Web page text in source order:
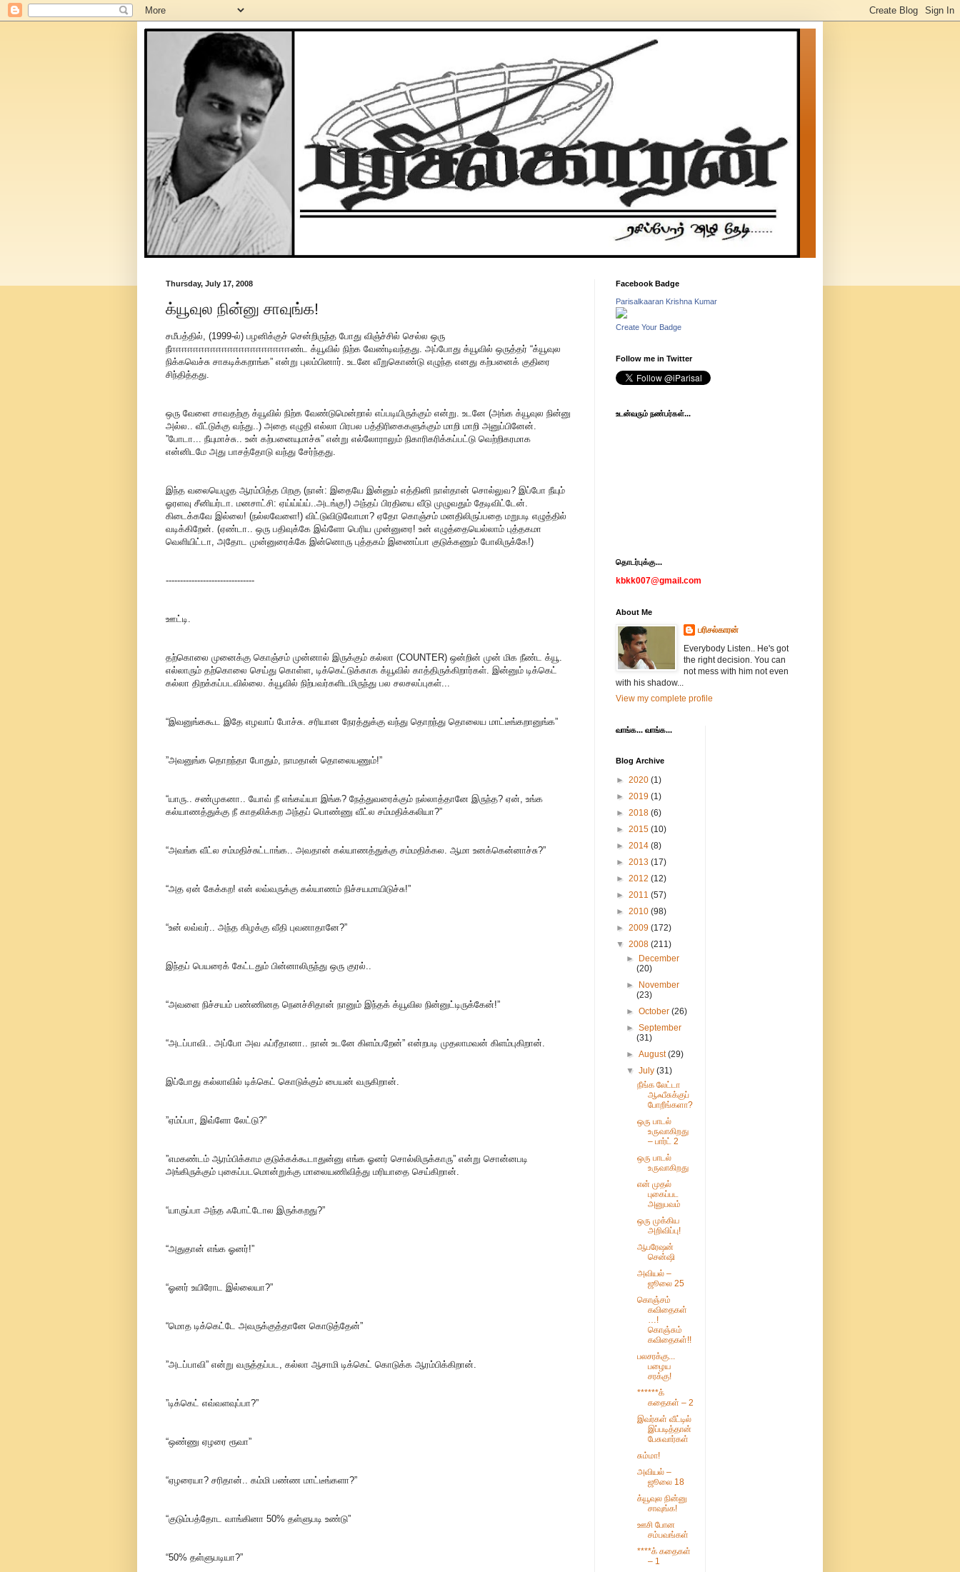
Thursday, July 17, 2008
க்யூவுல நின்னு சாவுங்க!
சமீபத்தில், (1999-ல்) பழனிக்குச் சென்றிருந்த போது விஞ்ச்சில் செல்ல ஒரு
நீஈஈஈஈஈஈஈஈஈஈஈஈஈஈஈஈஈஈஈஈஈண்ட க்யூவில் நிற்க வேண்டிவந்தது. அப்போது க்யூவில் ஒருத்தர் “க்யூவுல
நிக்கவெச்சு சாகடிக்கறாங்க” என்று புலம்பினார். உடனே வீறுகொண்டு எழுந்த எனது கற்பனைக் குதிரை
சிந்தித்தது.
ஒரு வேளை சாவதற்கு க்யூவில் நிற்க வேண்டுமென்றால் எப்படியிருக்கும் என்று. உடனே (அங்க க்யூவுல நின்னு
அல்ல.. வீட்டுக்கு வந்து..) அதை எழுதி எல்லா பிரபல பத்திரிகைகளுக்கும் மாறி மாறி அனுப்பினேன்.
”போடா... நீயுமாச்சு.. உன் கற்பனையுமாச்சு” என்று எல்லோராலும் நிகாரிகரிக்கப்பட்டு வெற்றிகரமாக
என்னிடமே அது பாசத்தோடு வந்து சேர்ந்தது.
இந்த வலையெழுத ஆரம்பித்த பிறகு (நான்: இதையே இன்னும் எத்தினி நாள்தான் சொல்லுவ? இப்போ நீயும்
ஓரளவு சீனியர்டா. மனசாட்சி: ஏய்ய்ய்ய்..அடங்கு!) அந்தப் பிரதியை வீடு முழுவதும் தேடிவிட்டேன்.
கிடைக்கவே இல்லை! (நல்லவேளை!) விட்டுவிடுவோமா? ஏதோ கொஞ்சம் மனதிலிருப்பதை மறுபடி எழுத்தில்
வடிக்கிறேன். (ஏண்டா.. ஒரு பதிவுக்கே இவ்ளோ பெரிய முன்னுரை! உன் எழுத்தையெல்லாம் புத்தகமா
வெளியிட்டா, அதோட முன்னுரைக்கே இன்னொரு புத்தகம் இணைப்பா குடுக்கணும் போலிருக்கே!)
-------------------------------
ஊட்டி.
தற்கொலை முனைக்கு கொஞ்சம் முன்னால் இருக்கும் கல்லா (COUNTER) ஒன்றின் முன் மிக நீண்ட க்யூ.
எல்லாரும் தற்கொலை செய்து கொள்ள, டிக்கெட்டுக்காக க்யூவில் காத்திருக்கிறார்கள். இன்னும் டிக்கெட்
கல்லா திறக்கப்படவில்லை. க்யூவில் நிற்பவர்களிடமிருந்து பல சலசலப்புகள்...
“இவனுங்ககூட இதே எழவாப் போச்சு. சரியான நேரத்துக்கு வந்து தொறந்து தொலைய மாட்டீங்கறானுங்க”
”அவனுங்க தொறந்தா போதும், நாமதான் தொலையணும்!”
“யாரு.. சண்முகனா.. யோவ் நீ எங்கய்யா இங்க? நேத்துவரைக்கும் நல்லாத்தானே இருந்த? ஏன், உங்க
கல்யாணத்துக்கு நீ காதலிக்கற அந்தப் பொண்ணு வீட்ல சம்மதிக்கலியா?”
“அவங்க வீட்ல சம்மதிச்சுட்டாங்க.. அவதான் கல்யாணத்துக்கு சம்மதிக்கல. ஆமா உனக்கென்னாச்சு?”
“அத ஏன் கேக்கற! என் லவ்வருக்கு கல்யாணம் நிச்சயமாயிடுச்சு!”
“உன் லவ்வர்.. அந்த கிழக்கு வீதி புவனாதானே?”
இந்தப் பெயரைக் கேட்டதும் பின்னாலிருந்து ஒரு குரல்..
“அவளை நிச்சயம் பண்ணினத நெனச்சிதான் நானும் இந்தக் க்யூவில நின்னுட்டிருக்கேன்!”
“அடப்பாவி.. அப்போ அவ ஃப்ரீதானா.. நான் உடனே கிளம்பறேன்” என்றபடி முதலாமவன் கிளம்புகிறான்.
இப்போது கல்லாவில் டிக்கெட் கொடுக்கும் பையன் வருகிறான்.
”ஏம்ப்பா, இவ்ளோ லேட்டு?”
”எமகண்டம் ஆரம்பிக்காம குடுக்கக்கூடாதுன்னு எங்க ஓனர் சொல்லிருக்காரு” என்று சொன்னபடி
அங்கிருக்கும் புகைப்படமொன்றுக்கு மாலையணிவித்து மரியாதை செய்கிறான்.
“யாருப்பா அந்த ஃபோட்டோல இருக்கறது?”
“அதுதான் எங்க ஓனர்!”
“ஓனர் உயிரோட இல்லையா?”
“மொத டிக்கெட்டே அவருக்குத்தானே கொடுத்தேன்”
”அடப்பாவி” என்று வருத்தப்பட, கல்லா ஆசாமி டிக்கெட் கொடுக்க ஆரம்பிக்கிறான்.
”டிக்கெட் எவ்வளவுப்பா?”
“ஒண்ணு ஏழரை ரூவா”
“ஏழரையா? சரிதான்.. கம்மி பண்ண மாட்டீங்களா?”
“குடும்பத்தோட வாங்கினா 50% தள்ளுபடி உண்டு”
“50% தள்ளுபடியா?”
Facebook Badge
Parisalkaaran Krishna Kumar
Create Your Badge
Follow me in Twitter
உடன்வரும் நண்பர்கள்...
தொடர்புக்கு...
kbkk007@gmail.com
About Me
பரிசல்காரன்
Everybody Listen.. He's got
the right decision. You can
not mess with him not even
with his shadow...
View my complete profile
வாங்க... வாங்க...
Blog Archive
► 2020 (1)
► 2019 (1)
► 2018 (6)
► 2015 (10)
► 2014 (8)
► 2013 (17)
► 2012 (12)
► 2011 (57)
► 2010 (98)
► 2009 (172)
▼ 2008 (211)
►
December
(20)
►
November
(23)
►October(26)
►September
(31)
►August(29)
▼July(31)
நீங்க லேட்டா
ஆஃபீசுக்குப்
போறீங்களா?
ஒரு பாடல்
உருவாகிறது
– பார்ட் 2
ஒரு பாடல்
உருவாகிறது
என் முதல்
புகைப்பட
அனுபவம்
ஒரு முக்கிய
அறிவிப்பு!
ஆபரேஷன்
சென்ஷி
அவியல் –
ஜூலை 25
கொஞ்சம்
கவிதைகள்
…!
கொஞ்சும்
கவிதைகள்!!
பலசரக்கு...
பழைய
சரக்கு!
******க்
கதைகள் – 2
இவர்கள் வீட்டில்
இப்படித்தான்
பேசுவார்கள்
சும்மா!
அவியல் –
ஜூலை 18
க்யூவுல நின்னு
சாவுங்க!
ஊசி போன
சம்பவங்கள்
****க் கதைகள்
– 1